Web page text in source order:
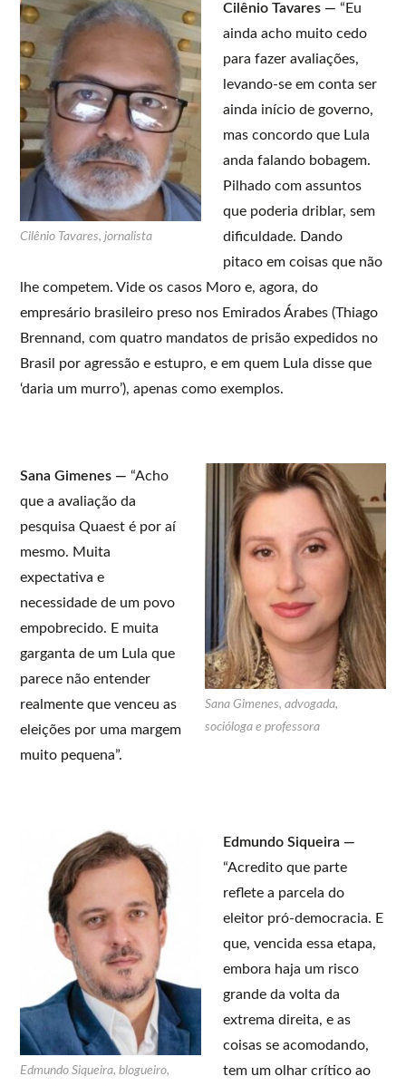
Cilênio Tavares, jornalista
Cilênio Tavares — “Eu
ainda acho muito cedo
para fazer avaliações,
levando-se em conta ser
ainda início de governo,
mas concordo que Lula
anda falando bobagem.
Pilhado com assuntos
que poderia driblar, sem
dificuldade. Dando
pitaco em coisas que não
lhe competem. Vide os casos Moro e, agora, do
empresário brasileiro preso nos Emirados Árabes (Thiago
Brennand, com quatro mandatos de prisão expedidos no
Brasil por agressão e estupro, e em quem Lula disse que
‘daria um murro’), apenas como exemplos.
Sana Gimenes, advogada,
socióloga e professora
Sana Gimenes — “Acho
que a avaliação da
pesquisa Quaest é por aí
mesmo. Muita
expectativa e
necessidade de um povo
empobrecido. E muita
garganta de um Lula que
parece não entender
realmente que venceu as
eleições por uma margem
muito pequena”.
Edmundo Siqueira, blogueiro,
Edmundo Siqueira —
“Acredito que parte
reflete a parcela do
eleitor pró-democracia. E
que, vencida essa etapa,
embora haja um risco
grande da volta da
extrema direita, e as
coisas se acomodando,
tem um olhar crítico ao